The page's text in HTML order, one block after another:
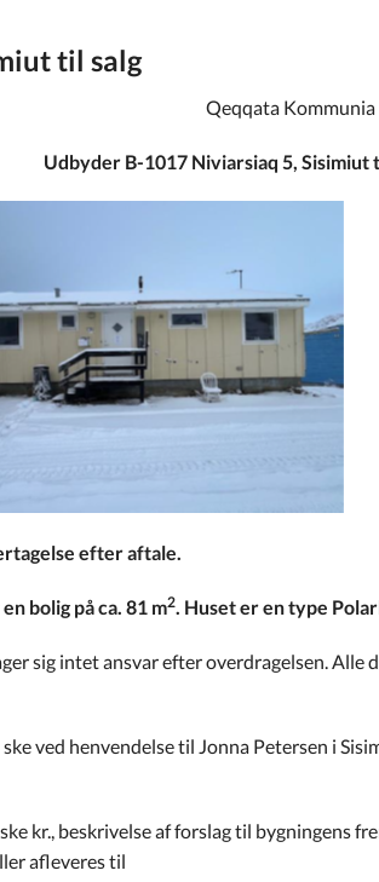
til salg
5, Sisimiut til
efter aftale.
bolig på ca. 81 m2. Huset er en type
sig intet ansvar efter overdragelsen. Alle
ske ved henvendelse til Jonna Petersen i
kr., beskrivelse af forslag til bygningens
afleveres til